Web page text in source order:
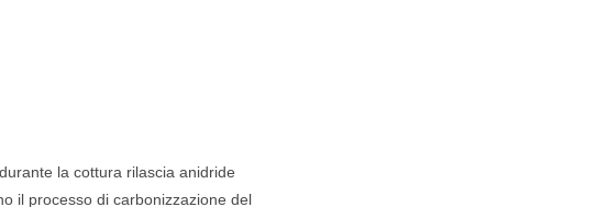
la cottura rilascia anidride
il processo di carbonizzazione del